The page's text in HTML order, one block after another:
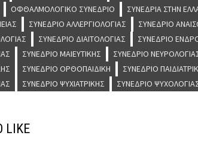
ΟΦΘΑΛΜΟΛΟΓΙΚΌ ΣΥΝΈΔΡΙΟ ΣΥΝΈΔΡΙΑ ΣΤΗΝ
ΣΥΝΈΔΡΙΟ ΑΛΛΕΡΓΙΟΛΟΓΊΑΣ ΣΥΝΈΔΡΙΟ
ΣΥΝΈΔΡΙΟ ΔΙΑΙΤΟΛΟΓΊΑΣ ΣΥΝΈΔΡΙΟ
ΣΥΝΈΔΡΙΟ ΜΑΙΕΥΤΙΚΉΣ ΣΥΝΈΔΡΙΟ
ΣΥΝΈΔΡΙΟ ΟΡΘΟΠΑΙΔΙΚΉ ΣΥΝΈΔΡΙΟ
ΣΥΝΈΔΡΙΟ ΨΥΧΙΑΤΡΙΚΉΣ ΣΥΝΈΔΡΙΟ
LIKE